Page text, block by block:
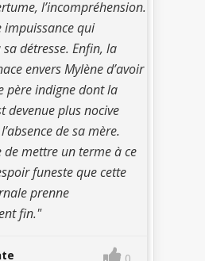
l’incompréhension.
impuissance qui
sa détresse. Enfin, la
envers Mylène d’avoir
père indigne dont la
devenue plus nocive
de sa mère.
de mettre un terme à ce
funeste que cette
prenne
fin."